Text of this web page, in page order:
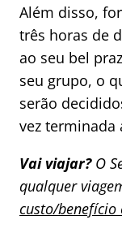
Além disso,
três horas de
ao seu bel
seu grupo, o
serão
vez terminada
Vai viajar? O
qualquer
custo/benefício